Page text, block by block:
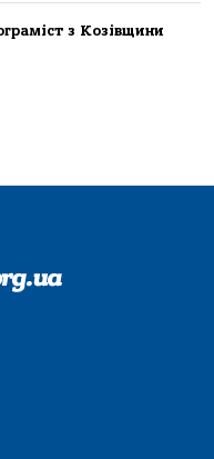
з Козівщини